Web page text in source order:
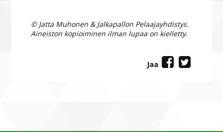
© Jatta Muhonen & Jalkapallon Pelaajayhdistys.
Aineiston kopioiminen ilman lupaa on kielletty.
Jaa